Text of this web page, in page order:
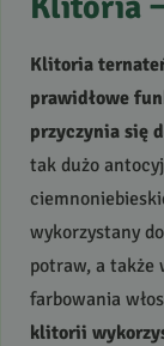
Klitoria
prawidłowe
przyczynia się
tak dużo
wykorzystany
potraw, a także
farbowania
klitorii